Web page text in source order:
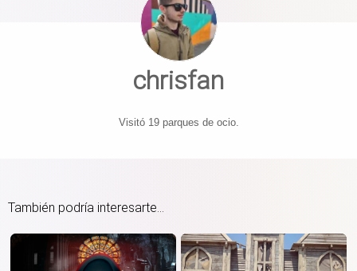
chrisfan
Visitó 19 parques de ocio.
También podría interesarte...